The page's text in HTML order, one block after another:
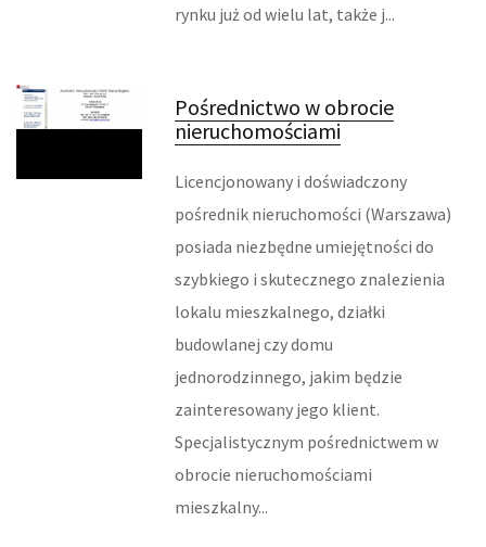
TRANSPORT
CZĘŚCI SAMOCHODOWE
WYNAJEM
USŁUGI MOTORYZACYJNE
SALONY, KOMISY
REKLAMA W INTERNECIE
AGENCJE REKLAMOWE
MATERIAŁY REKLAMOWE
INNE AGENCJE
rynku już od wielu lat, także j...
Pośrednictwo w obrocie
nieruchomościami
Licencjonowany i doświadczony
pośrednik nieruchomości (Warszawa)
posiada niezbędne umiejętności do
szybkiego i skutecznego znalezienia
lokalu mieszkalnego, działki
budowlanej czy domu
jednorodzinnego, jakim będzie
zainteresowany jego klient.
Specjalistycznym pośrednictwem w
obrocie nieruchomościami
mieszkalny...